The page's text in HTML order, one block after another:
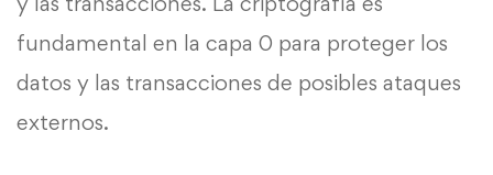
fundamental en la capa 0 para proteger los
datos y las transacciones de posibles ataques
externos.